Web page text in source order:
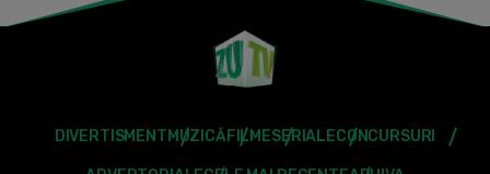
DIVERTISMENT MUZICĂFILMESERIALECONCURSURI